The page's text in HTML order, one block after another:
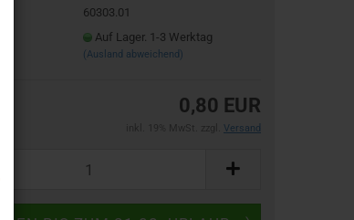
60303.01
Auf Lager. 1-3 Werktag
(Ausland abweichend)
0,80 EUR
Versand